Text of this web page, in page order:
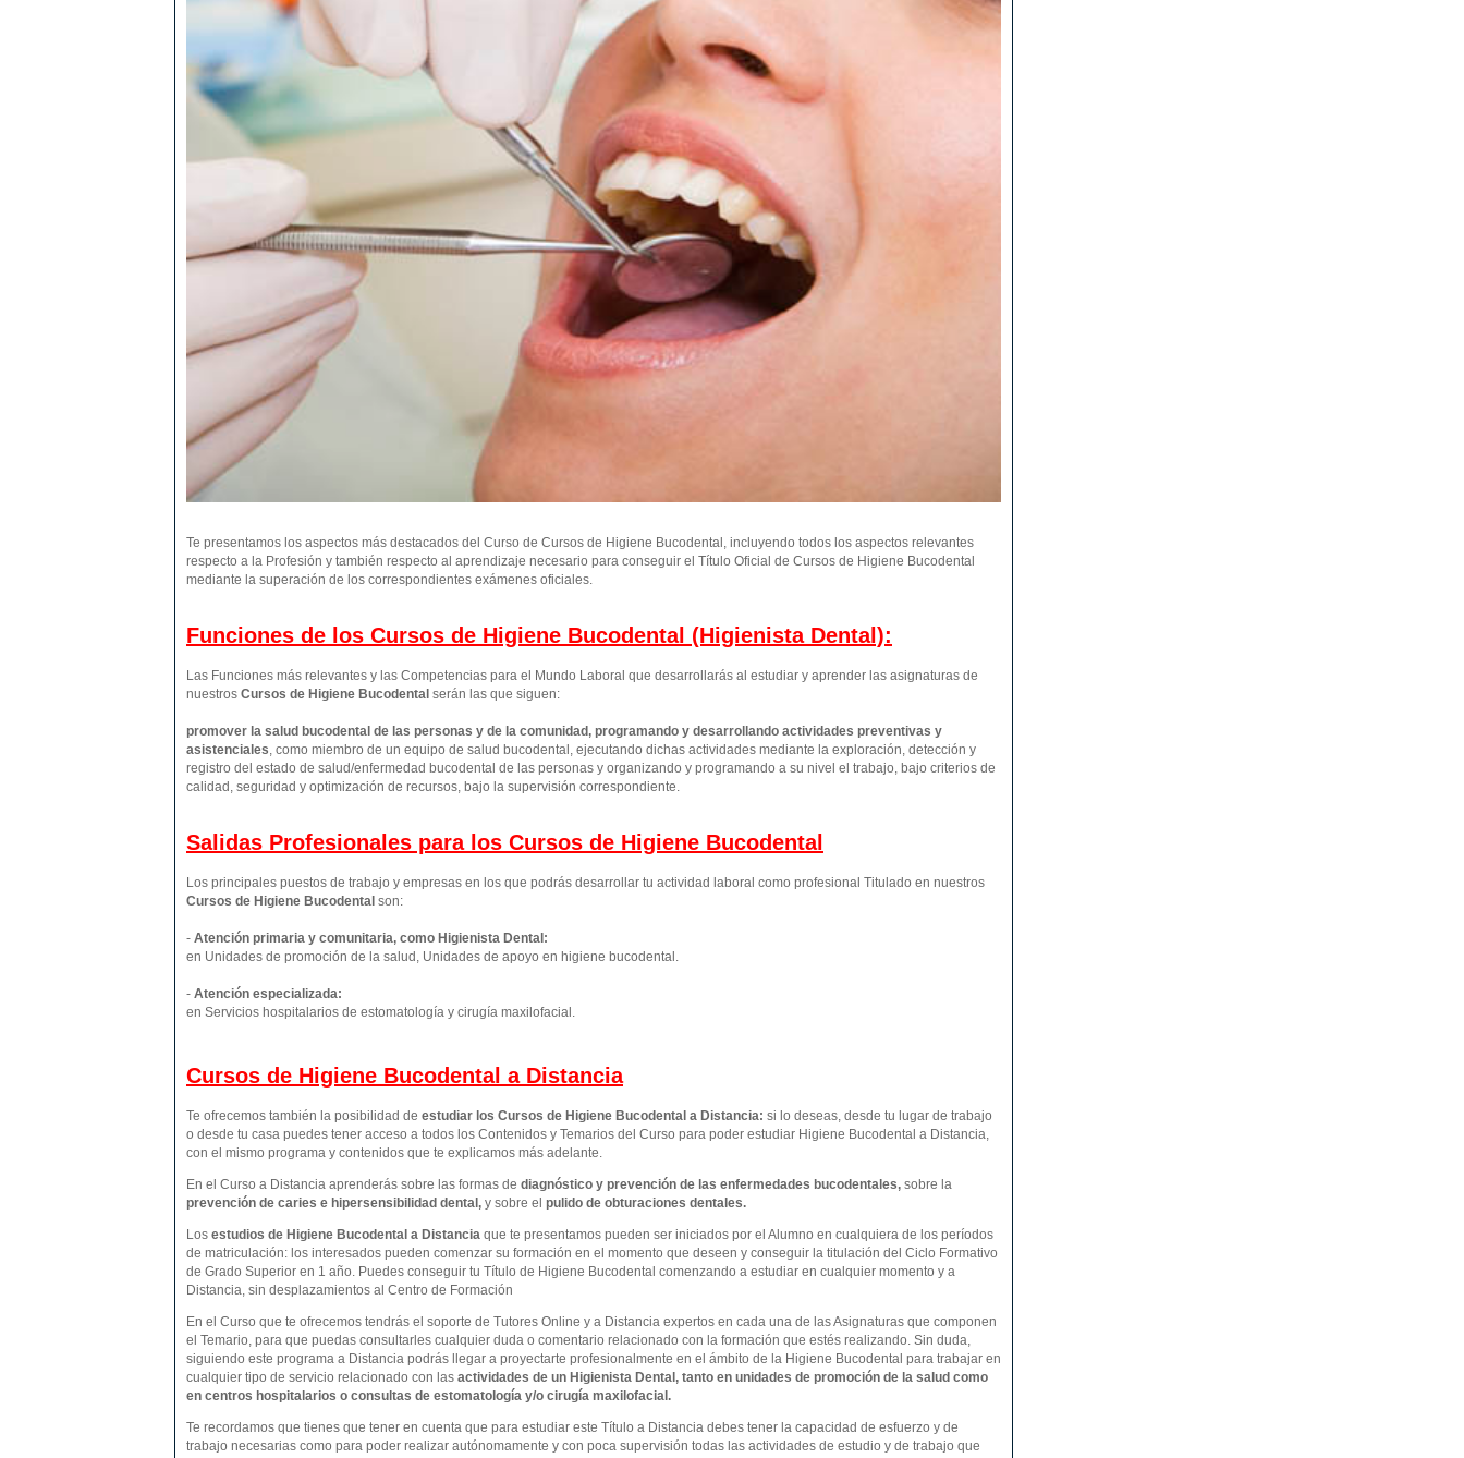
Te presentamos los aspectos más destacados del Curso de Cursos de Higiene Bucodental, incluyendo todos los aspectos relevantes
respecto a la Profesión y también respecto al aprendizaje necesario para conseguir el Título Oficial de Cursos de Higiene Bucodental
mediante la superación de los correspondientes exámenes oficiales.
Funciones de los Cursos de Higiene Bucodental (Higienista Dental):
Las Funciones más relevantes y las Competencias para el Mundo Laboral que desarrollarás al estudiar y aprender las asignaturas de
nuestros Cursos de Higiene Bucodental serán las que siguen:
promover la salud bucodental de las personas y de la comunidad, programando y desarrollando actividades preventivas y
asistenciales , como miembro de un equipo de salud bucodental, ejecutando dichas actividades mediante la exploración, detección y
registro del estado de salud/enfermedad bucodental de las personas y organizando y programando a su nivel el trabajo, bajo criterios de
calidad, seguridad y optimización de recursos, bajo la supervisión correspondiente.
Salidas Profesionales para los Cursos de Higiene Bucodental
Los principales puestos de trabajo y empresas en los que podrás desarrollar tu actividad laboral como profesional Titulado en nuestros
Cursos de Higiene Bucodental son:
- Atención primaria y comunitaria, como Higienista Dental:
en Unidades de promoción de la salud, Unidades de apoyo en higiene bucodental.
- Atención especializada:
en Servicios hospitalarios de estomatología y cirugía maxilofacial.
Cursos de Higiene Bucodental a Distancia
Te ofrecemos también la posibilidad de estudiar los Cursos de Higiene Bucodental a Distancia: si lo deseas, desde tu lugar de trabajo
o desde tu casa puedes tener acceso a todos los Contenidos y Temarios del Curso para poder estudiar Higiene Bucodental a Distancia,
con el mismo programa y contenidos que te explicamos más adelante.
En el Curso a Distancia aprenderás sobre las formas de diagnóstico y prevención de las enfermedades bucodentales, sobre la
prevención de caries e hipersensibilidad dental, y sobre el pulido de obturaciones dentales.
Los estudios de Higiene Bucodental a Distancia que te presentamos pueden ser iniciados por el Alumno en cualquiera de los períodos
de matriculación: los interesados pueden comenzar su formación en el momento que deseen y conseguir la titulación del Ciclo Formativo
de Grado Superior en 1 año. Puedes conseguir tu Título de Higiene Bucodental comenzando a estudiar en cualquier momento y a
Distancia, sin desplazamientos al Centro de Formación
En el Curso que te ofrecemos tendrás el soporte de Tutores Online y a Distancia expertos en cada una de las Asignaturas que componen
el Temario, para que puedas consultarles cualquier duda o comentario relacionado con la formación que estés realizando. Sin duda,
siguiendo este programa a Distancia podrás llegar a proyectarte profesionalmente en el ámbito de la Higiene Bucodental para trabajar en
cualquier tipo de servicio relacionado con las actividades de un Higienista Dental, tanto en unidades de promoción de la salud como
en centros hospitalarios o consultas de estomatología y/o cirugía maxilofacial.
Te recordamos que tienes que tener en cuenta que para estudiar este Título a Distancia debes tener la capacidad de esfuerzo y de
trabajo necesarias como para poder realizar autónomamente y con poca supervisión todas las actividades de estudio y de trabajo que